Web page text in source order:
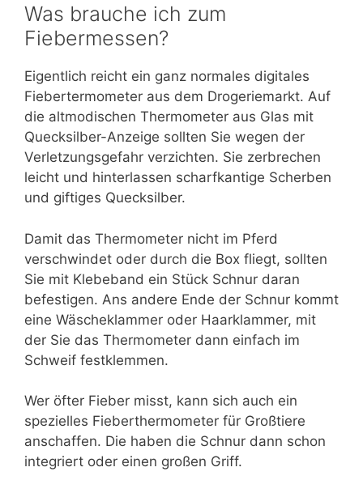
Was brauche ich zum
Fiebermessen?
Eigentlich reicht ein ganz normales digitales
Fiebertermometer aus dem Drogeriemarkt. Auf
die altmodischen Thermometer aus Glas mit
Quecksilber-Anzeige sollten Sie wegen der
Verletzungsgefahr verzichten. Sie zerbrechen
leicht und hinterlassen scharfkantige Scherben
und giftiges Quecksilber.
Damit das Thermometer nicht im Pferd
verschwindet oder durch die Box fliegt, sollten
Sie mit Klebeband ein Stück Schnur daran
befestigen. Ans andere Ende der Schnur kommt
eine Wäscheklammer oder Haarklammer, mit
der Sie das Thermometer dann einfach im
Schweif festklemmen.
Wer öfter Fieber misst, kann sich auch ein
spezielles Fieberthermometer für Großtiere
anschaffen. Die haben die Schnur dann schon
integriert oder einen großen Griff.